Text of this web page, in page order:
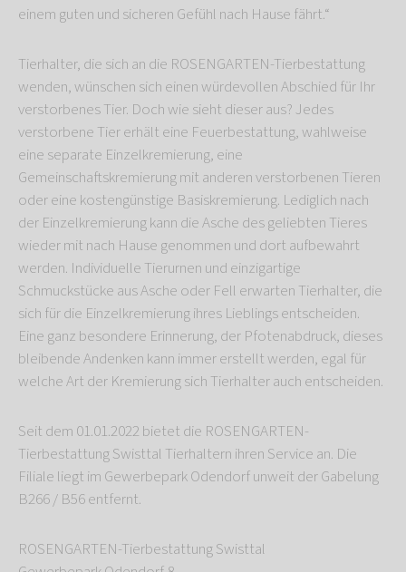
einem guten und sicheren Gefühl nach Hause fährt.“
Tierhalter, die sich an die ROSENGARTEN-Tierbestattung
wenden, wünschen sich einen würdevollen Abschied für Ihr
verstorbenes Tier. Doch wie sieht dieser aus? Jedes
verstorbene Tier erhält eine Feuerbestattung, wahlweise
eine separate Einzelkremierung, eine
Gemeinschaftskremierung mit anderen verstorbenen Tieren
oder eine kostengünstige Basiskremierung. Lediglich nach
der Einzelkremierung kann die Asche des geliebten Tieres
wieder mit nach Hause genommen und dort aufbewahrt
werden. Individuelle Tierurnen und einzigartige
Schmuckstücke aus Asche oder Fell erwarten Tierhalter, die
sich für die Einzelkremierung ihres Lieblings entscheiden.
Eine ganz besondere Erinnerung, der Pfotenabdruck, dieses
bleibende Andenken kann immer erstellt werden, egal für
welche Art der Kremierung sich Tierhalter auch entscheiden.
Seit dem 01.01.2022 bietet die ROSENGARTEN-
Tierbestattung Swisttal Tierhaltern ihren Service an. Die
Filiale liegt im Gewerbepark Odendorf unweit der Gabelung
B266 / B56 entfernt.
ROSENGARTEN-Tierbestattung Swisttal